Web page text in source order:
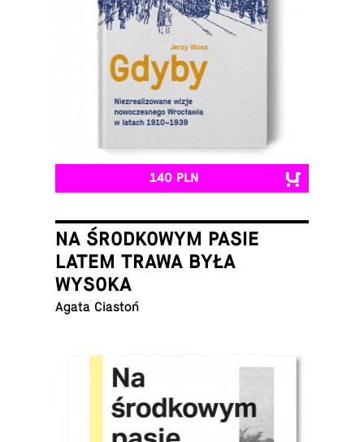
140 PLN
NA ŚRODKOWYM PASIE
LATEM TRAWA BYŁA
WYSOKA
Agata Ciastoń